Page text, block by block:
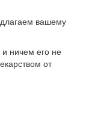
вашему
и ничем его не
от